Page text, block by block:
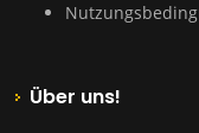
Über uns!